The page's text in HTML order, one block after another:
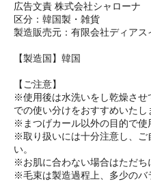
広告文責 株式会社シャローナ
区分：韓国製・雑貨
製造販売元：有限会社ディア
【製造国】韓国
【ご注意】
※使用後は水洗いをし乾燥させ
での使い分けをおすすめいたし
※まつげカール以外の目的で使
※取り扱いには十分注意し、ご
い。
※お肌に合わない場合はただち
※毛束は製造過程上、多少のバ